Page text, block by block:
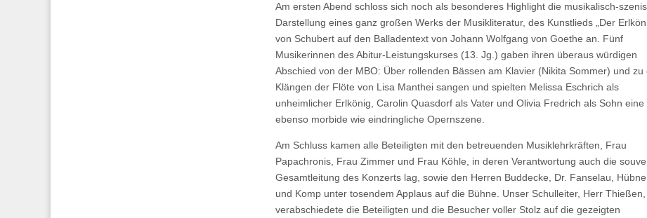
Am ersten Abend schloss sich noch als besonderes Highlight die musikalisch-
Darstellung eines ganz großen Werks der Musikliteratur, des Kunstlieds „Der
von Schubert auf den Balladentext von Johann Wolfgang von Goethe an. Fünf
Musikerinnen des Abitur-Leistungskurses (13. Jg.) gaben ihren überaus würdigen
Abschied von der MBO: Über rollenden Bässen am Klavier (Nikita Sommer) und zu
Klängen der Flöte von Lisa Manthei sangen und spielten Melissa Eschrich als
unheimlicher Erlkönig, Carolin Quasdorf als Vater und Olivia Fredrich als Sohn eine
ebenso morbide wie eindringliche Opernszene.
Am Schluss kamen alle Beteiligten mit den betreuenden Musiklehrkräften, Frau
Papachronis, Frau Zimmer und Frau Köhle, in deren Verantwortung auch die
Gesamtleitung des Konzerts lag, sowie den Herren Buddecke, Dr. Fanselau,
und Komp unter tosendem Applaus auf die Bühne. Unser Schulleiter, Herr Thießen,
verabschiedete die Beteiligten und die Besucher voller Stolz auf die gezeigten